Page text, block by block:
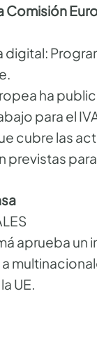
Comisión
digital:
ha
para el
cubre las
previstas
aprueba un
UE.